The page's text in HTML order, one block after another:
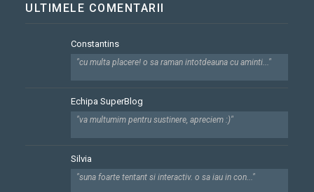
ULTIMELE COMENTARII
Constantins
"cu multa placere! o sa raman intotdeauna cu aminti..."
Echipa SuperBlog
"va multumim pentru sustinere, apreciem :)"
Silvia
"suna foarte tentant si interactiv. o sa iau in con..."